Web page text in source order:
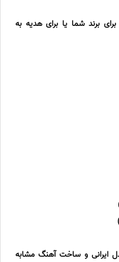
برند شما یا برای هدیه به
ایرانی و ساخت آهنگ مشابه